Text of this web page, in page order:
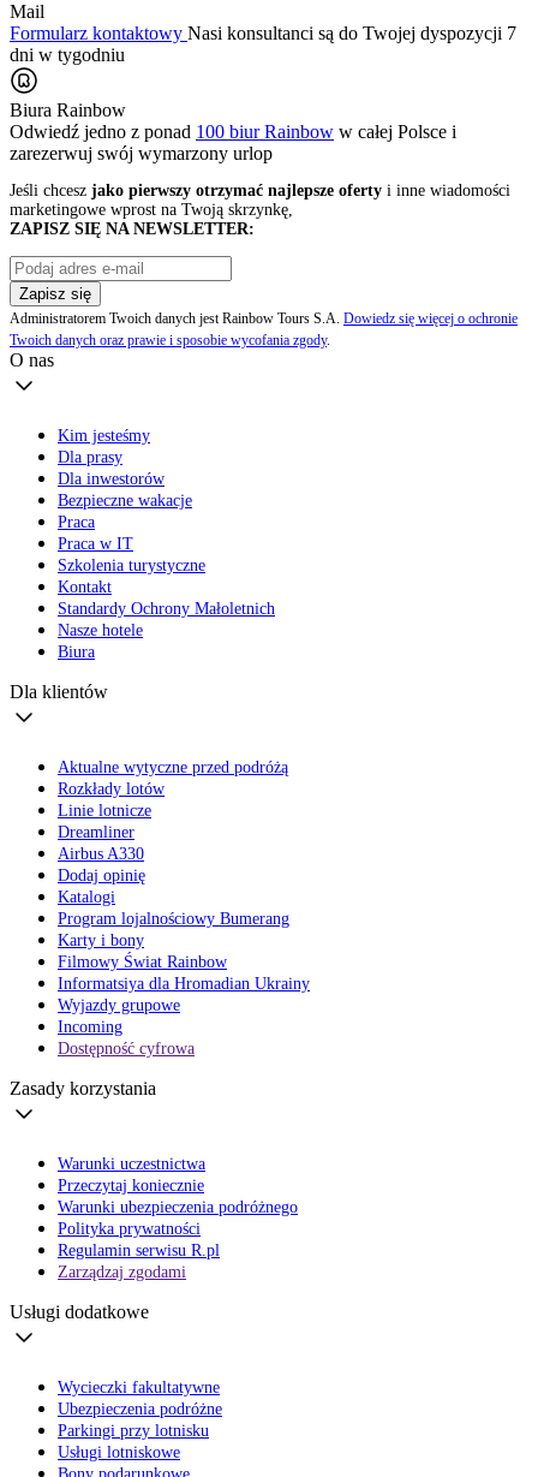
Mail
Formularz kontaktowy Nasi konsultanci są do Twojej dyspozycji 7
dni w tygodniu
Biura Rainbow
Odwiedź jedno z ponad 100 biur Rainbow w całej Polsce i
zarezerwuj swój wymarzony urlop
Jeśli chcesz jako pierwszy otrzymać najlepsze oferty i inne wiadomości
marketingowe wprost na Twoją skrzynkę,
ZAPISZ SIĘ NA NEWSLETTER:
Zapisz się
Administratorem Twoich danych jest Rainbow Tours S.A. Dowiedz się więcej o ochronie
Twoich danych oraz prawie i sposobie wycofania zgody.
O nas
Kim jesteśmy
Dla prasy
Dla inwestorów
Bezpieczne wakacje
Praca
Praca w IT
Szkolenia turystyczne
Kontakt
Standardy Ochrony Małoletnich
Nasze hotele
Biura
Dla klientów
Aktualne wytyczne przed podróżą
Rozkłady lotów
Linie lotnicze
Dreamliner
Airbus A330
Dodaj opinię
Katalogi
Program lojalnościowy Bumerang
Karty i bony
Filmowy Świat Rainbow
Informatsiya dla Hromadian Ukrainy
Wyjazdy grupowe
Incoming
Dostępność cyfrowa
Zasady korzystania
Warunki uczestnictwa
Przeczytaj koniecznie
Warunki ubezpieczenia podróżnego
Polityka prywatności
Regulamin serwisu R.pl
Zarządzaj zgodami
Usługi dodatkowe
Wycieczki fakultatywne
Ubezpieczenia podróżne
Parkingi przy lotnisku
Usługi lotniskowe